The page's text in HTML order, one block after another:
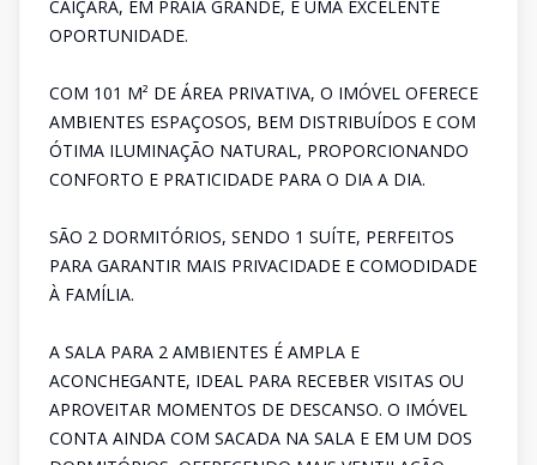
CAIÇARA, EM PRAIA GRANDE, É UMA EXCELENTE
OPORTUNIDADE.
COM 101 M² DE ÁREA PRIVATIVA, O IMÓVEL OFERECE
AMBIENTES ESPAÇOSOS, BEM DISTRIBUÍDOS E COM
ÓTIMA ILUMINAÇÃO NATURAL, PROPORCIONANDO
CONFORTO E PRATICIDADE PARA O DIA A DIA.
SÃO 2 DORMITÓRIOS, SENDO 1 SUÍTE, PERFEITOS
PARA GARANTIR MAIS PRIVACIDADE E COMODIDADE
À FAMÍLIA.
A SALA PARA 2 AMBIENTES É AMPLA E
ACONCHEGANTE, IDEAL PARA RECEBER VISITAS OU
APROVEITAR MOMENTOS DE DESCANSO. O IMÓVEL
CONTA AINDA COM SACADA NA SALA E EM UM DOS